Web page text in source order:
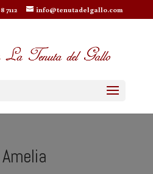
7112 info@tenutadelgallo.com